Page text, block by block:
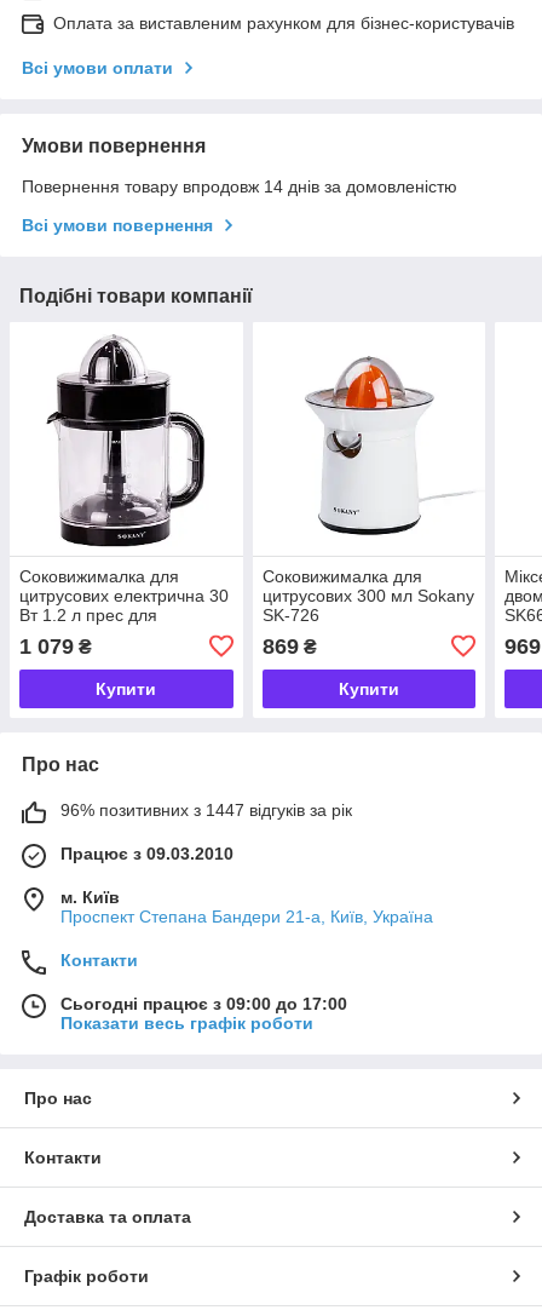
Оплата за виставленим рахунком для бізнес-користувачів
Всі умови оплати
Умови повернення
Повернення товару впродовж 14 днів за домовленістю
Всі умови повернення
Подібні товари компанії
Соковижималка для
цитрусових електрична 30
Вт 1.2 л прес для
апельсинів Sokany SK-CZ-
626
1 079 ₴
Купити
Соковижималка для
цитрусових 300 мл Sokany
SK-726
869₴
Купити
969
Про нас
96% позитивних з 1447 відгуків за рік
Працює з 09.03.2010
м. Київ
Проспект Степана Бандери 21-а, Київ, Україна
Контакти
Сьогодні працює з 09:00 до 17:00
Показати весь графік роботи
Про нас
Контакти
Доставка та оплата
Графік роботи